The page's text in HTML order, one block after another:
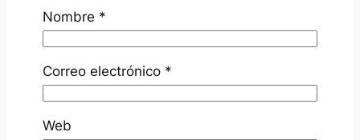
Nombre *
Correo electrónico *
Web